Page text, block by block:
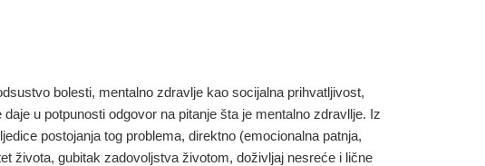
bolesti, mentalno zdravlje kao socijalna prihvatljivost,
u potpunosti odgovor na pitanje šta je mentalno zdravllje. Iz
postojanja tog problema, direktno (emocionalna patnja,
života, gubitak zadovoljstva životom, doživljaj nesreće i lične